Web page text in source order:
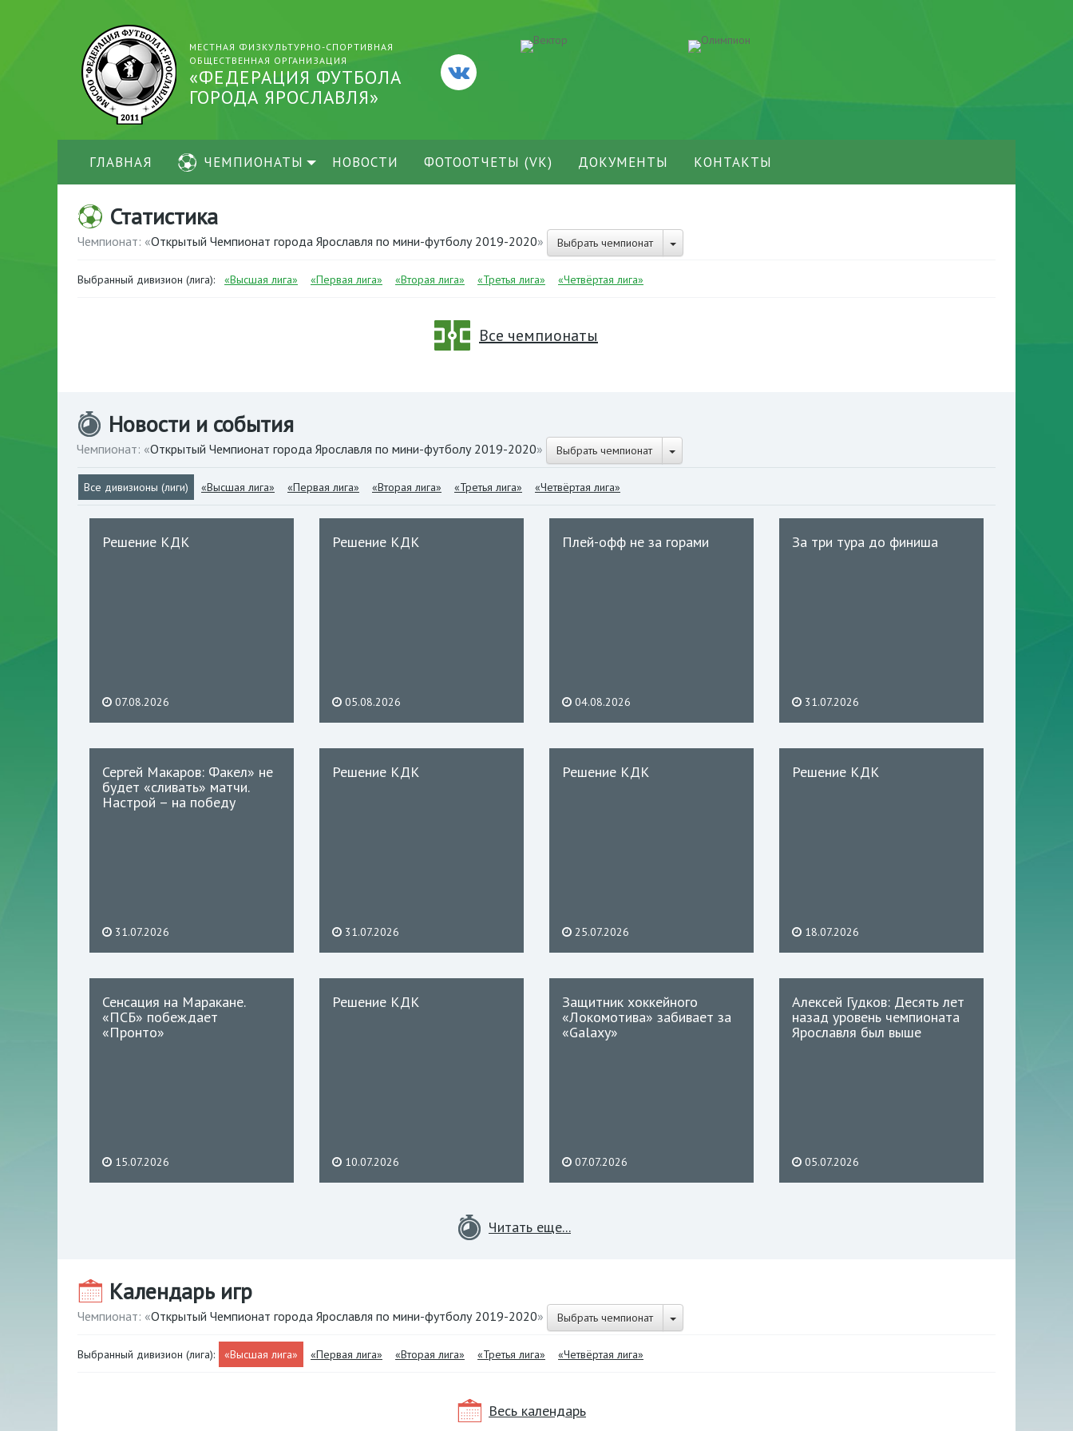
МЕСТНАЯ ФИЗКУЛЬТУРНО-СПОРТИВНАЯ
ОБЩЕСТВЕННАЯ ОРГАНИЗАЦИЯ
«ФЕДЕРАЦИЯ ФУТБОЛА
ГОРОДА ЯРОСЛАВЛЯ»
ГЛАВНАЯ ЧЕМПИОНАТЫ НОВОСТИ ФОТООТЧЕТЫ (VK) ДОКУМЕНТЫ КОНТАКТЫ
Статистика
Чемпионат: «Открытый Чемпионат города Ярославля по мини-футболу 2019-2020» Выбрать чемпионат
Выбранный дивизион (лига): «Высшая лига» «Первая лига» «Вторая лига» «Третья лига» «Четвёртая лига»
Все чемпионаты
Новости и события
Чемпионат: «Открытый Чемпионат города Ярославля по мини-футболу 2019-2020» Выбрать чемпионат
Все дивизионы (лиги) «Высшая лига» «Первая лига» «Вторая лига» «Третья лига» «Четвёртая лига»
Решение КДК
07.08.2026
Решение КДК
05.08.2026
Плей-офф не за горами
04.08.2026
За три тура до финиша
31.07.2026
Сергей Макаров: Факел» не
будет «сливать» матчи.
Настрой – на победу
31.07.2026
Решение КДК
31.07.2026
Решение КДК
25.07.2026
Решение КДК
18.07.2026
Сенсация на Маракане.
«ПСБ» побеждает
«Пронто»
15.07.2026
Решение КДК
10.07.2026
Защитник хоккейного
«Локомотива» забивает за
«Galaxy»
07.07.2026
Алексей Гудков: Десять лет
назад уровень чемпионата
Ярославля был выше
05.07.2026
Читать еще...
Календарь игр
Чемпионат: «Открытый Чемпионат города Ярославля по мини-футболу 2019-2020» Выбрать чемпионат
Выбранный дивизион (лига): «Высшая лига» «Первая лига» «Вторая лига» «Третья лига» «Четвёртая лига»
Весь календарь